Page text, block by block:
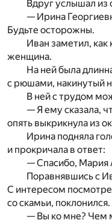
Вдруг услышал из
— Ирина
Будьте осторожны.
Иван заметил,
женщина.
На ней была
с рюшами, накинутый
В ней с трудом
— Я ему сказала,
опять выкрикнула из
Ирина подняла
и прокричала в ответ:
— Спасибо, Мария
Поравнявшись с
С интересом
со скамьи, поклонился.
— Вы ко мне? Чем